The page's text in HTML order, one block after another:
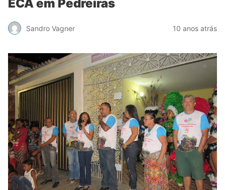
ECA em Pedreiras
Sandro Vagner 10 anos atrás